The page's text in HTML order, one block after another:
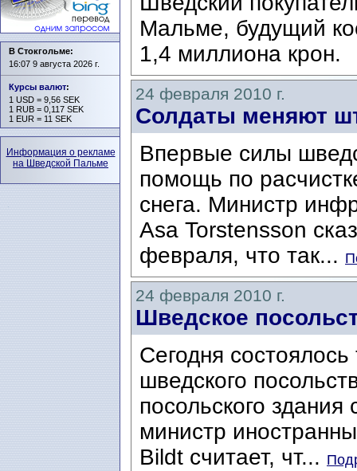
Мальме, будущий
1,4 миллиона крон.
24 февраля 2010 г.
Солдаты меняют
Впервые силы
помощь по
снега. Министр
Asa Torstensson
февраля, что так...
24 февраля 2010 г.
Шведское
Сегодня
шведского
посольского
министр
Bildt считает, чт...
В Стокгольме:
16:07 9 августа 2026 г.
Курсы валют:
1 USD = 9,56 SEK
1 RUB = 0,117 SEK
1 EUR = 11 SEK
Информация о рекламе
на Шведской Пальме